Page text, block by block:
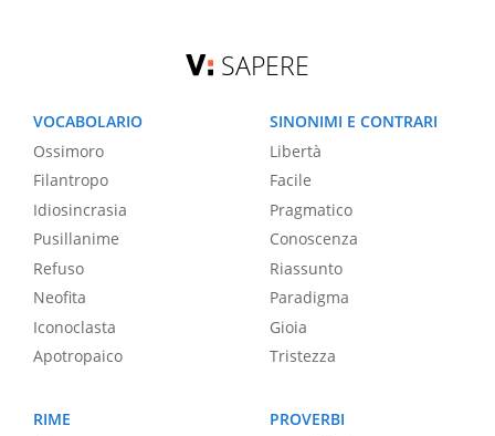
SAPERE
VOCABOLARIO
Ossimoro
Filantropo
Idiosincrasia
Pusillanime
Refuso
Neofita
Iconoclasta
Apotropaico
SINONIMI E CONTRARI
Libertà
Facile
Pragmatico
Conoscenza
Riassunto
Paradigma
Gioia
Tristezza
RIME
PROVERBI